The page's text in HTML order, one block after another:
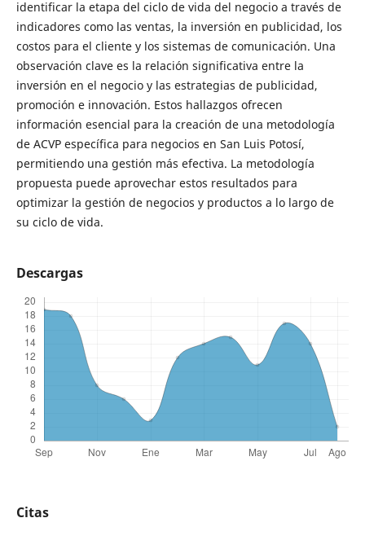
identificar la etapa del ciclo de vida del negocio a través de
indicadores como las ventas, la inversión en publicidad, los
costos para el cliente y los sistemas de comunicación. Una
observación clave es la relación significativa entre la
inversión en el negocio y las estrategias de publicidad,
promoción e innovación. Estos hallazgos ofrecen
información esencial para la creación de una metodología
de ACVP específica para negocios en San Luis Potosí,
permitiendo una gestión más efectiva. La metodología
propuesta puede aprovechar estos resultados para
optimizar la gestión de negocios y productos a lo largo de
su ciclo de vida.
Descargas
Citas